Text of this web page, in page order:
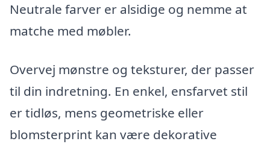
Neutrale farver er alsidige og nemme at
matche med møbler.
Overvej mønstre og teksturer, der passer
til din indretning. En enkel, ensfarvet stil
er tidløs, mens geometriske eller
blomsterprint kan være dekorative